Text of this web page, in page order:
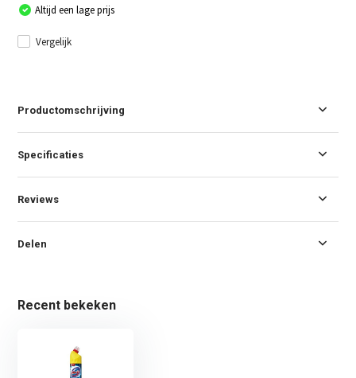
Altijd een lage prijs
Vergelijk
Productomschrijving
Specificaties
Reviews
Delen
Recent bekeken